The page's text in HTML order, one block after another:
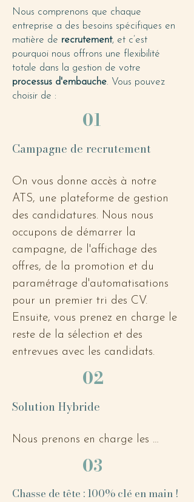
Nous comprenons que chaque
entreprise a des besoins spécifiques en
matière de recrutement, et c’est
pourquoi nous offrons une flexibilité
totale dans la gestion de votre
processus d'embauche. Vous pouvez
choisir de :
01
Campagne de recrutement
On vous donne accès à notre
ATS, une plateforme de gestion
des candidatures. Nous nous
occupons de démarrer la
campagne, de l'affichage des
offres, de la promotion et du
paramétrage d'automatisations
pour un premier tri des CV.
Ensuite, vous prenez en charge le
reste de la sélection et des
entrevues avec les candidats.
02
Solution Hybride
Nous prenons en charge les
premières étapes du processus,
comme le tri des CV reçus, le
volet sélection incluant les
03
Chasse de tête : 100% clé en main !